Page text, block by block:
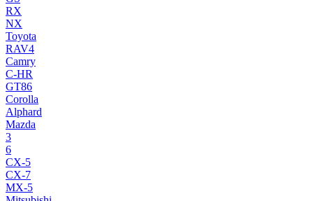
RX
NX
Toyota
RAV4
Camry
C-HR
GT86
Corolla
Alphard
Mazda
3
6
CX-5
CX-7
MX-5